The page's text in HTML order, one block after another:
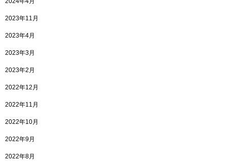
2023年11月
2023年4月
2023年3月
2023年2月
2022年12月
2022年11月
2022年10月
2022年9月
2022年8月